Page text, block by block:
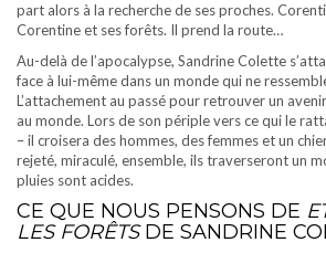
part alors à la recherche de ses proches.
Corentine et ses forêts. Il prend la route…
Au-delà de l’apocalypse, Sandrine Colette
face à lui-même dans un monde qui ne
L’attachement au passé pour retrouver un
au monde. Lors de son périple vers ce qui le
– il croisera des hommes, des femmes et un
rejeté, miraculé, ensemble, ils traverseront un
pluies sont acides.
CE QUE NOUS PENSONS DE
LES FORÊTSDE SANDRINE